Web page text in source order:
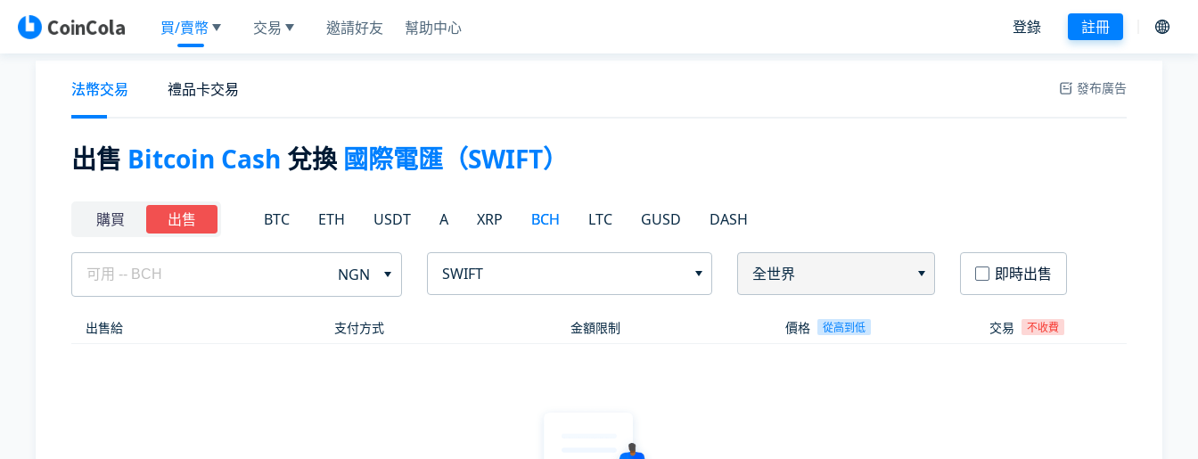
買/賣幣 交易 邀請好友 幫助中心 登錄 註冊
法幣交易 禮品卡交易 發布廣告
出售 Bitcoin Cash 兌換 國際電匯（SWIFT）
購買 出售 BTC ETH USDT A XRP BCH LTC GUSD DASH
NGN SWIFT 全世界 即時出售
出售給 支付方式 金額限制 價格 從高到低 交易 不收費